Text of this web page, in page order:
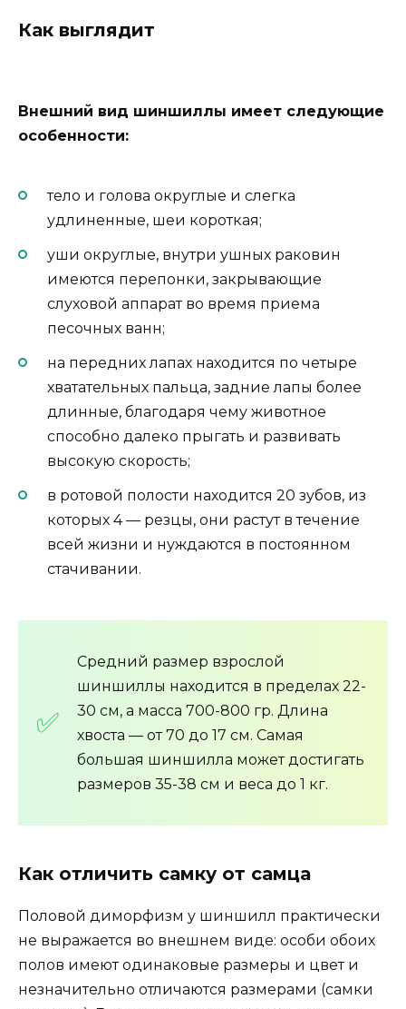
Как выглядит
Внешний вид шиншиллы имеет следующие
особенности:
тело и голова округлые и слегка
удлиненные, шеи короткая;
уши округлые, внутри ушных раковин
имеются перепонки, закрывающие
слуховой аппарат во время приема
песочных ванн;
на передних лапах находится по четыре
хватательных пальца, задние лапы более
длинные, благодаря чему животное
способно далеко прыгать и развивать
высокую скорость;
в ротовой полости находится 20 зубов, из
которых 4 — резцы, они растут в течение
всей жизни и нуждаются в постоянном
стачивании.
Средний размер взрослой
шиншиллы находится в пределах 22-
30 см, а масса 700-800 гр. Длина
хвоста — от 70 до 17 см. Самая
большая шиншилла может достигать
размеров 35-38 см и веса до 1 кг.
Как отличить самку от самца
Половой диморфизм у шиншилл практически
не выражается во внешнем виде: особи обоих
полов имеют одинаковые размеры и цвет и
незначительно отличаются размерами (самки